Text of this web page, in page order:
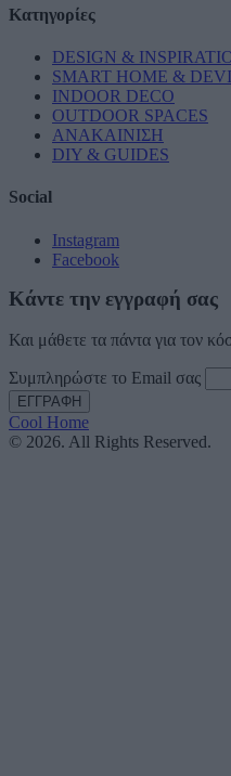
Κατηγορίες
DESIGN &
SMART HOME &
INDOOR DECO
OUTDOOR SPACES
ΑΝΑΚΑΙΝΙΣΗ
DIY & GUIDES
Social
Instagram
Facebook
Κάντε την εγγραφή σας
Και μάθετε τα πάντα για τον
Συμπληρώστε το Email σας
Cool Home
© 2026. All Rights Reserved.